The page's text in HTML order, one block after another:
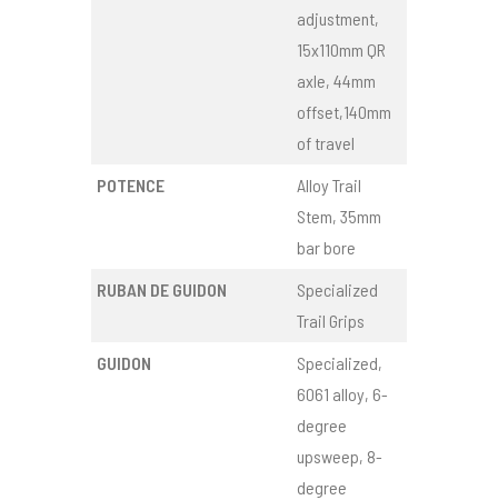
adjustment,
15x110mm QR
axle, 44mm
offset,140mm
of travel
POTENCE
Alloy Trail
Stem, 35mm
bar bore
RUBAN DE GUIDON
Specialized
Trail Grips
GUIDON
Specialized,
6061 alloy, 6-
degree
upsweep, 8-
degree